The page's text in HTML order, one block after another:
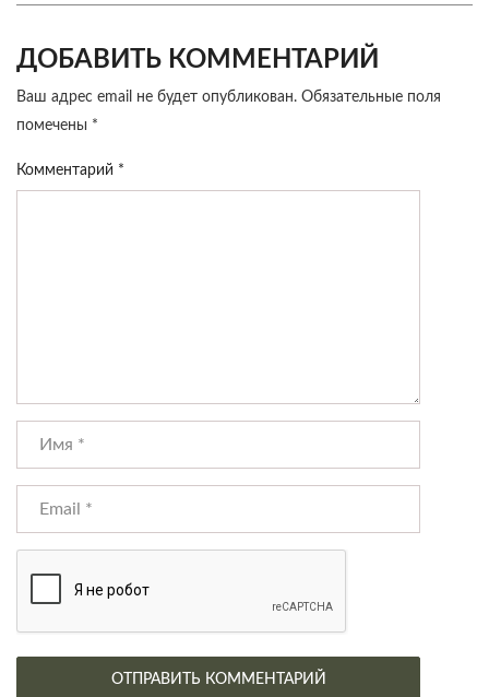
ДОБАВИТЬ КОММЕНТАРИЙ
Ваш адрес email не будет опубликован. Обязательные поля
помечены *
Комментарий *